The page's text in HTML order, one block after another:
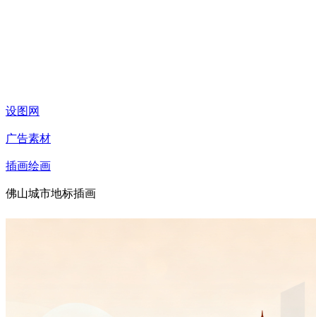
设图网
广告素材
插画绘画
佛山城市地标插画